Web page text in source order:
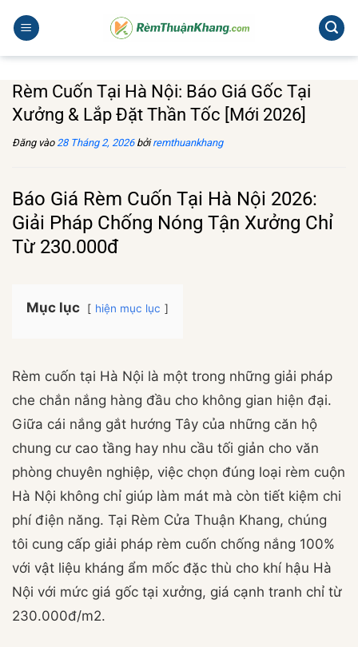
qua
Rèm Cuốn Tại Hà Nội: Báo Giá Gốc Tại
Xưởng & Lắp Đặt Thần Tốc [Mới 2026]
Đăng vào28 Tháng 2, 2026 bởiremthuankhang
Báo Giá Rèm Cuốn Tại Hà Nội 2026:
Giải Pháp Chống Nóng Tận Xưởng Chỉ
Từ 230.000đ
Mục lục hiện mục lục
Rèm cuốn tại Hà Nội là một trong những giải pháp
che chắn nắng hàng đầu cho không gian hiện đại.
Giữa cái nắng gắt hướng Tây của những căn hộ
chung cư cao tầng hay nhu cầu tối giản cho văn
phòng chuyên nghiệp, việc chọn đúng loại rèm cuộn
Hà Nội không chỉ giúp làm mát mà còn tiết kiệm chi
phí điện năng. Tại Rèm Cửa Thuận Khang, chúng
tôi cung cấp giải pháp rèm cuốn chống nắng 100%
với vật liệu kháng ẩm mốc đặc thù cho khí hậu Hà
Nội với mức giá gốc tại xưởng, giá cạnh tranh chỉ từ
230.000đ/m2.